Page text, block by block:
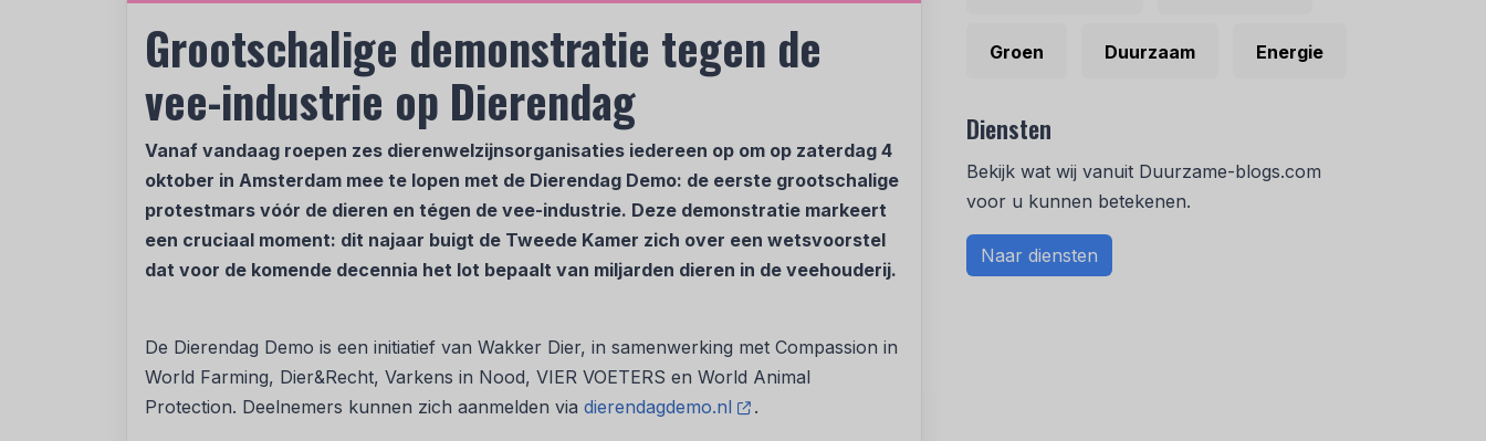
Grootschalige demonstratie tegen de
vee-industrie op Dierendag
Vanaf vandaag roepen zes dierenwelzijnsorganisaties iedereen op om op zaterdag 4
oktober in Amsterdam mee te lopen met de Dierendag Demo: de eerste grootschalige
protestmars vóór de dieren en tégen de vee-industrie. Deze demonstratie markeert
een cruciaal moment: dit najaar buigt de Tweede Kamer zich over een wetsvoorstel
dat voor de komende decennia het lot bepaalt van miljarden dieren in de veehouderij.
De Dierendag Demo is een initiatief van Wakker Dier, in samenwerking met Compassion in
World Farming, Dier&Recht, Varkens in Nood, VIER VOETERS en World Animal
Protection. Deelnemers kunnen zich aanmelden via dierendagdemo.nl .
Groen Duurzaam Energie
Diensten
Bekijk wat wij vanuit Duurzame-blogs.com
voor u kunnen betekenen.
Naar diensten